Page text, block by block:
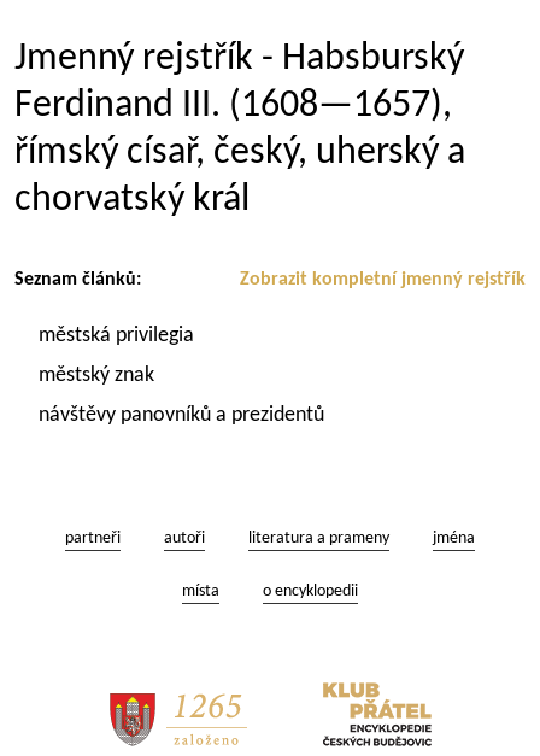
Jmenný rejstřík - Habsburský
Ferdinand III. (1608—1657),
římský císař, český, uherský a
chorvatský král
Zobrazit kompletní jmenný rejstřík
Seznam článků:
městská privilegia
městský znak
návštěvy panovníků a prezidentů
partneři autoři literatura a prameny jména
místa o encyklopedii